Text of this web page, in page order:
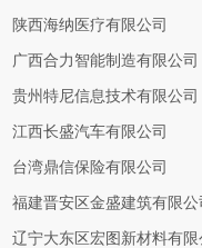
陕西海纳医疗有限公司
广西合力智能制造有限公司
贵州特尼信息技术有限公司
江西长盛汽车有限公司
台湾鼎信保险有限公司
福建晋安区金盛建筑有限公
辽宁大东区宏图新材料有限